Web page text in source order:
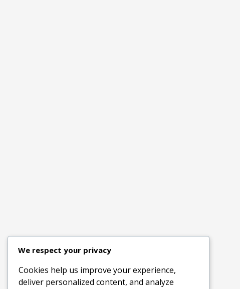
We respect your privacy
Cookies help us improve your experience,
deliver personalized content, and analyze